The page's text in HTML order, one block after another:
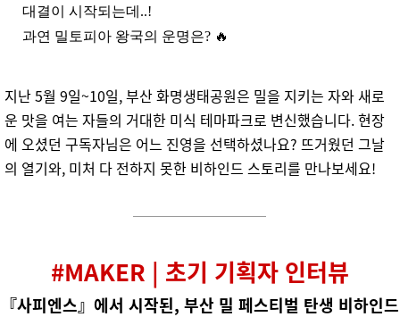
대결이 시작되는데..!
과연 밀토피아 왕국의 운명은? 🔥
지난 5월 9일~10일, 부산 화명생태공원은 밀을 지키는 자와 새로
운 맛을 여는 자들의 거대한 미식 테마파크로 변신했습니다. 현장
에 오셨던 구독자님은 어느 진영을 선택하셨나요? 뜨거웠던 그날
의 열기와, 미처 다 전하지 못한 비하인드 스토리를 만나보세요!
#MAKER | 초기 기획자 인터뷰
『사피엔스』에서 시작된, 부산 밀 페스티벌 탄생 비하인드